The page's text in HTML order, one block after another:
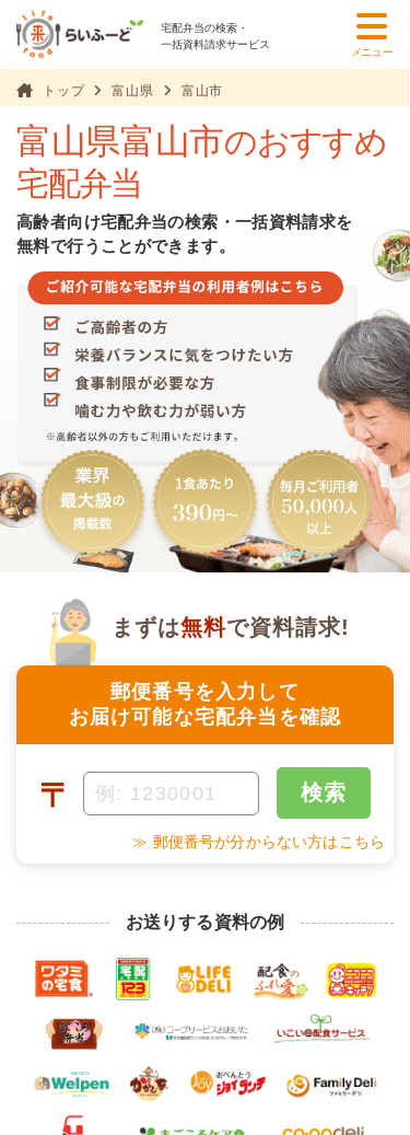
宅配弁当の検索・
一括資料請求サービス
メニュー
トップ 富山県 富山市
富山県富山市のおすすめ
宅配弁当
高齢者向け宅配弁当の検索・一括資料請求を
無料で行うことができます。
郵便番号を入力して
お届け可能な宅配弁当を確認
まずは無料で資料請求!
〒 検索
≫ 郵便番号が分からない方はこちら
お送りする資料の例